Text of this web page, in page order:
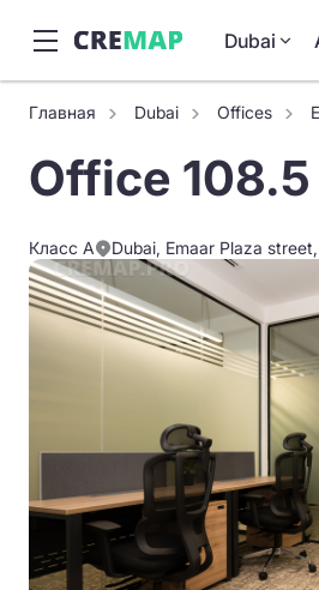
Dubai
Главная Dubai Offices
Office
Класс A Dubai, Emaar Plaza street,